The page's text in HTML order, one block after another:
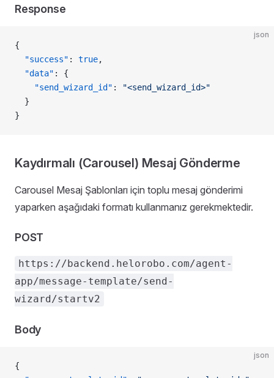
Response
json
{
  "success"
: true,
  "data"
: {
    "send_wizard_id"
:
"<send_wizard_id>"
  }
}
Kaydırmalı (Carousel) Mesaj Gönderme
Carousel Mesaj Şablonları için toplu mesaj gönderimi
yaparken aşağıdaki formatı kullanmanız gerekmektedir.
POST
https://backend.helorobo.com/agent-
app/message-template/send-
wizard/startv2
Body
json
{